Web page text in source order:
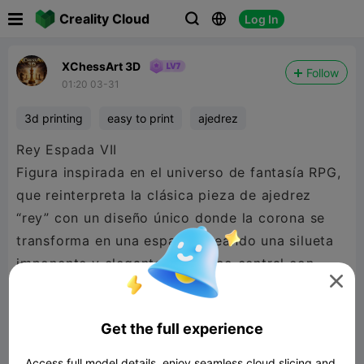
Creality Cloud   Log In
XChessArt 3D
01:20 03-31
Follow
3d printing easy to print ajedrez
Rey Espada VII
Figura inspirada en el universo de fantasía RPG,
que reinterpreta la clásica pieza de ajedrez
“rey” con un diseño único donde la corona se
transforma en una espada, creando una silueta
imponente y elegante. El núcleo central con
acabado tipo cristal aporta un contraste visual
Este modelo está diseñado tanto para colección
como para impresión 3D de alta calidad.

Get the full experience